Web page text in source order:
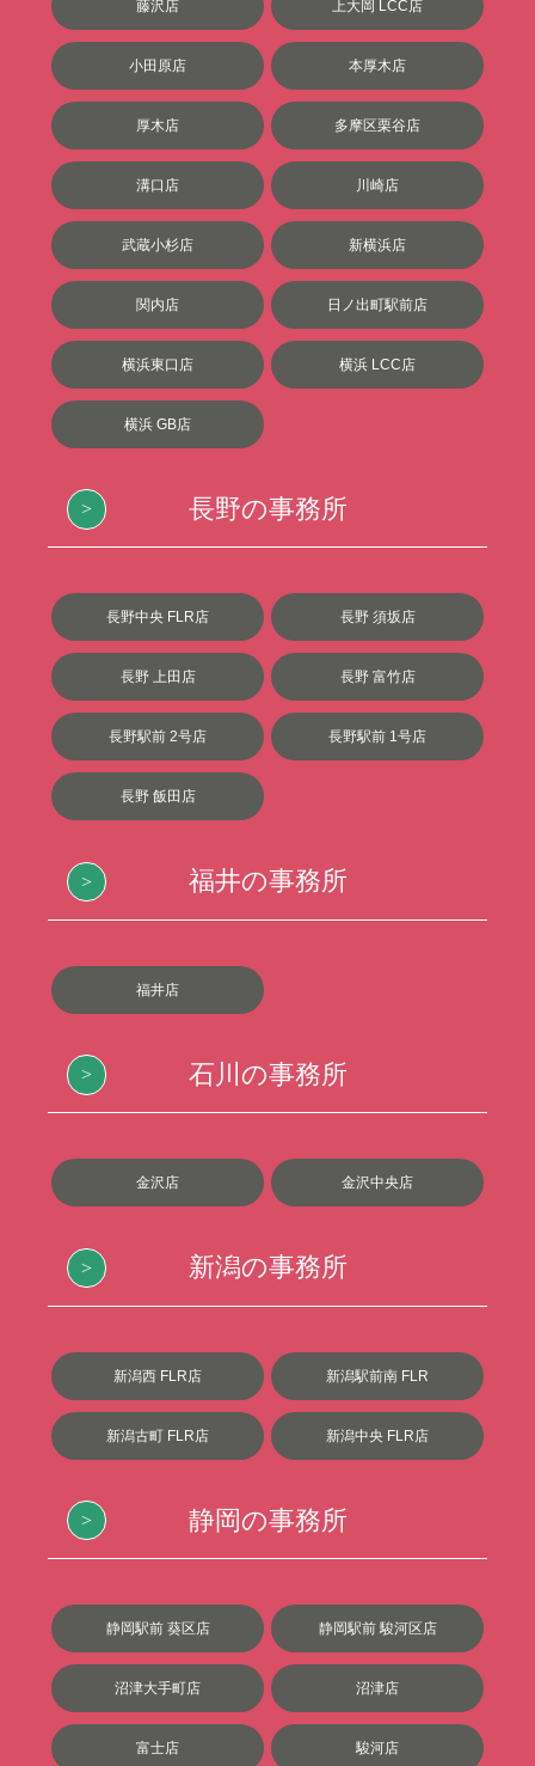
藤沢店 上大岡 LCC店
小田原店 本厚木店
厚木店 多摩区栗谷店
溝口店 川崎店
武蔵小杉店 新横浜店
関内店 日ノ出町駅前店
横浜東口店 横浜 LCC店
横浜 GB店
長野の事務所
長野中央 FLR店 長野 須坂店
長野 上田店 長野 富竹店
長野駅前 2号店 長野駅前 1号店
長野 飯田店
福井の事務所
福井店
石川の事務所
金沢店 金沢中央店
新潟の事務所
新潟西 FLR店 新潟駅前南 FLR
新潟古町 FLR店 新潟中央 FLR店
静岡の事務所
静岡駅前 葵区店 静岡駅前 駿河区店
沼津大手町店 沼津店
富士店 駿河店